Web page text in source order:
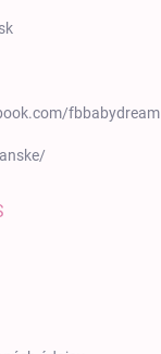
fbbabydream